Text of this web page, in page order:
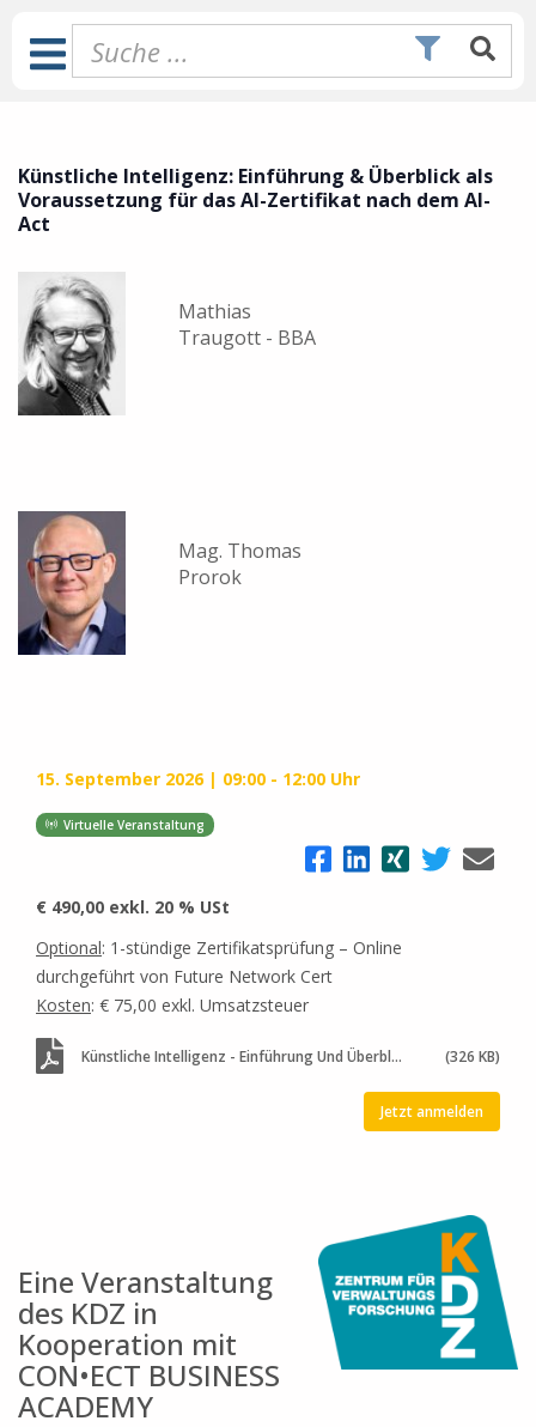
Inhalt
springen
Toggle
Navigation
Künstliche Intelligenz: Einführung & Überblick als
Voraussetzung für das AI-Zertifikat nach dem AI-
Act
Mathias
Traugott - BBA
Mag. Thomas
Prorok
15. September 2026 09:00 - 12:00 Uhr
Virtuelle Veranstaltung
€ 490,00 exkl. 20 % USt
Optional: 1-stündige Zertifikatsprüfung – Online
durchgeführt von Future Network Cert
Kosten: € 75,00 exkl. Umsatzsteuer
Künstliche Intelligenz - Einführung Und Überblick Als Voraussetzung Für Das AI-Zertifikat Nach Dem AI-Act (326 KB)
Jetzt anmelden
Eine Veranstaltung
des KDZ in
Kooperation mit
CON•ECT BUSINESS
ACADEMY